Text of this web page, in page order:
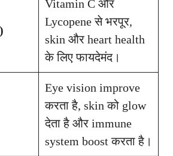
Vitamin C और
Lycopene से भरपूर,
skin और heart health
के लिए फायदेमंद।
Eye vision improve
करता है, skin को glow
देता है और immune
system boost करता है।